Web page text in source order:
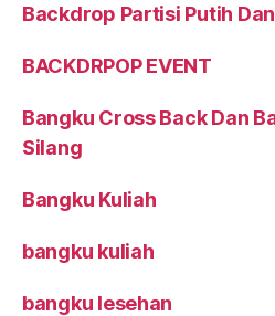
Backdrop Partisi Putih
BACKDRPOP EVENT
Bangku Cross Back Dan
Silang
Bangku Kuliah
bangku kuliah
bangku lesehan